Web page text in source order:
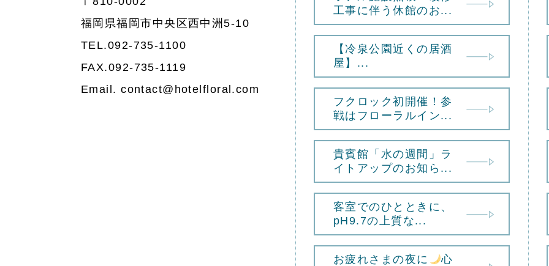
福岡県福岡市中央区西中洲5-10
TEL.092-735-1100
FAX.092-735-1119
Email. contact@hotelfloral.com
工事に伴う休館のお...
【冷泉公園近くの居酒
屋】...
フクロック初開催！参
戦はフローラルイン...
貴賓館「水の週間」ラ
イトアップのお知ら...
客室でのひとときに、
pH9.7の上質な...
お疲れさまの夜に
心